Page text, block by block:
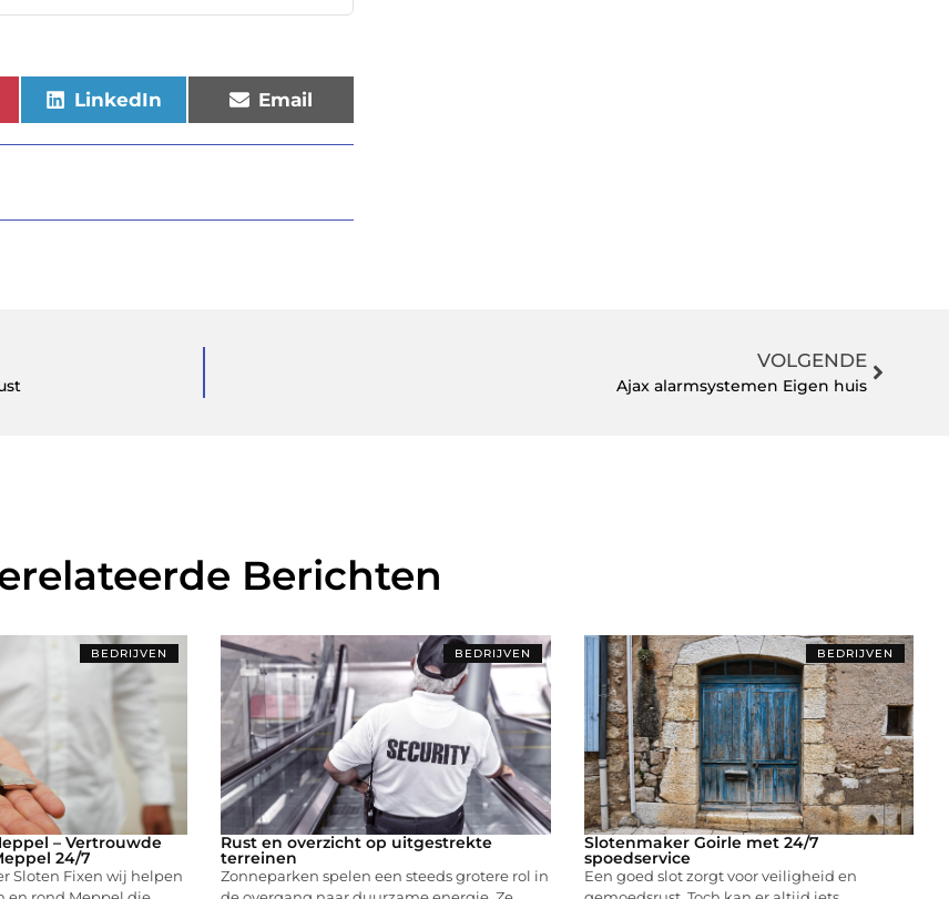
LinkedIn Email
VOLGENDE
Ajax alarmsystemen Eigen huis
Berichten
BEDRIJVEN
– Vertrouwde
24/7
Sloten Fixen wij helpen
BEDRIJVEN
Rust en overzicht op uitgestrekte
terreinen
Zonneparken spelen een steeds grotere rol in
BEDRIJVEN
Slotenmaker Goirle met 24/7
spoedservice
Een goed slot zorgt voor veiligheid en